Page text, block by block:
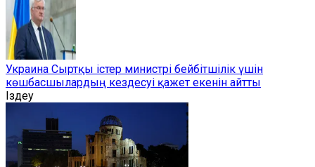
Украина Сыртқы істер министрі бейбітшілік үшін
көшбасшылардың кездесуі қажет екенін айтты
Іздеу